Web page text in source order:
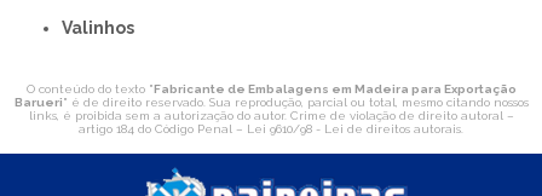
Valinhos
O conteúdo do texto " Fabricante de Embalagens em Madeira para Exportação
Barueri" é de direito reservado. Sua reprodução, parcial ou total, mesmo citando nossos
links, é proibida sem a autorização do autor. Crime de violação de direito autoral –
artigo 184 do Código Penal – Lei 9610/98 - Lei de direitos autorais.